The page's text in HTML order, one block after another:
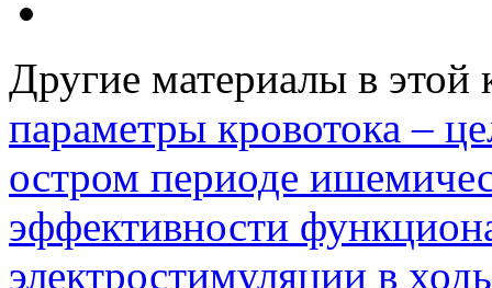
Другие материалы в этой
параметры кровотока –
остром периоде
эффективности
электростимуляции в